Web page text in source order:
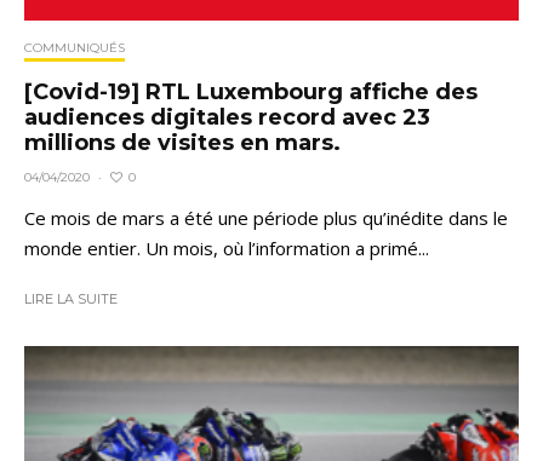
COMMUNIQUÉS
[Covid-19] RTL Luxembourg affiche des
audiences digitales record avec 23
millions de visites en mars.
04/04/2020 · 0
Ce mois de mars a été une période plus qu’inédite dans le
monde entier. Un mois, où l’information a primé...
LIRE LA SUITE